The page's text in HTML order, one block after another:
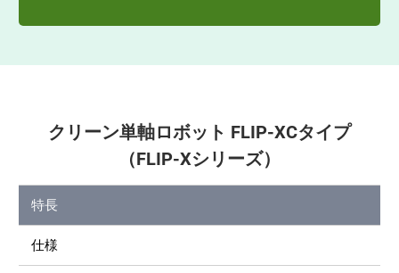
クリーン単軸ロボット FLIP-XCタイプ
（FLIP-Xシリーズ）
特長
仕様